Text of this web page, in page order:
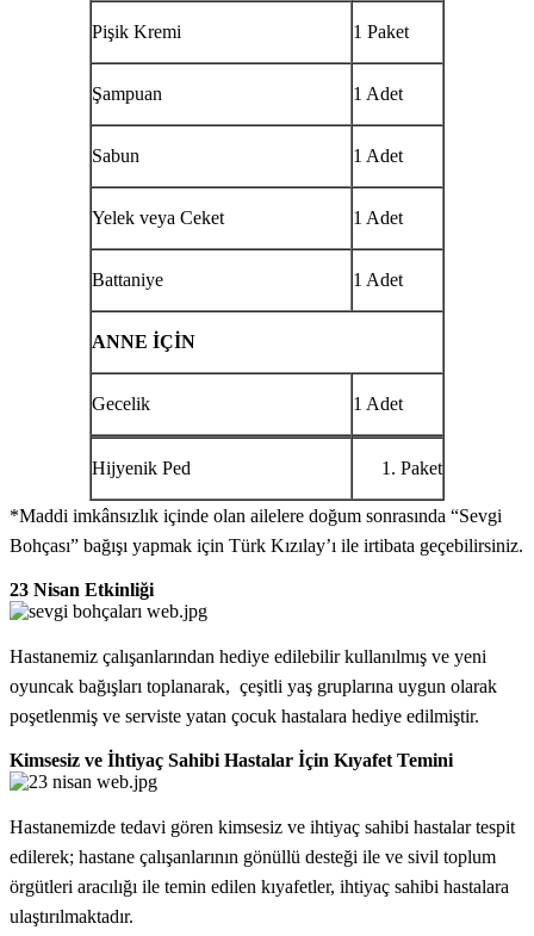
Pişik Kremi 1 Paket
Şampuan 1 Adet
Sabun 1 Adet
Yelek veya Ceket 1 Adet
Battaniye 1 Adet
ANNE İÇİN
Gecelik 1 Adet
Hijyenik Ped Paket
*Maddi imkânsızlık içinde olan ailelere doğum sonrasında “Sevgi
Bohçası” bağışı yapmak için Türk Kızılay’ı ile irtibata geçebilirsiniz.
23 Nisan Etkinliği
Hastanemiz çalışanlarından hediye edilebilir kullanılmış ve yeni
oyuncak bağışları toplanarak, çeşitli yaş gruplarına uygun olarak
poşetlenmiş ve serviste yatan çocuk hastalara hediye edilmiştir.
Kimsesiz ve İhtiyaç Sahibi Hastalar İçin Kıyafet Temini
Hastanemizde tedavi gören kimsesiz ve ihtiyaç sahibi hastalar tespit
edilerek; hastane çalışanlarının gönüllü desteği ile ve sivil toplum
örgütleri aracılığı ile temin edilen kıyafetler, ihtiyaç sahibi hastalara
ulaştırılmaktadır.